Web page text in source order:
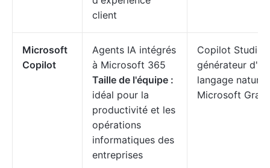
client
Microsoft
Copilot
Agents IA intégrés
à Microsoft 365
Taille de l'équipe :
idéal pour la
productivité et les
opérations
informatiques des
entreprises
Copilot Studio,
générateur
langage naturel,
Microsoft